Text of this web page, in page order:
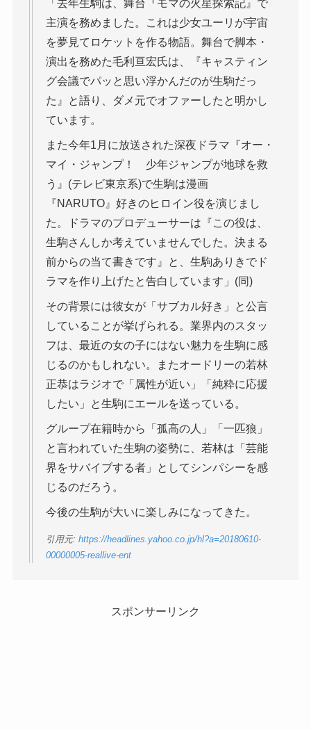
「去年生駒は、舞台『モマの火星探索記』で
主演を務めました。これは少女ユーリが宇宙
を夢見てロケットを作る物語。舞台で脚本・
演出を務めた毛利亘宏氏は、『キャスティン
グ会議でパッと思い浮かんだのが生駒だっ
た』と語り、ダメ元でオファーしたと明かし
ています。
また今年1月に放送された深夜ドラマ『オー・
マイ・ジャンプ！ 少年ジャンプが地球を救
う』(テレビ東京系)で生駒は漫画
『NARUTO』好きのヒロイン役を演じまし
た。ドラマのプロデューサーは『この役は、
生駒さんしか考えていませんでした。決まる
前からの当て書きです』と、生駒ありきでド
ラマを作り上げたと告白しています」(同)
その背景には彼女が「サブカル好き」と公言
していることが挙げられる。業界内のスタッ
フは、最近の女の子にはない魅力を生駒に感
じるのかもしれない。またオードリーの若林
正恭はラジオで「属性が近い」「純粋に応援
したい」と生駒にエールを送っている。
グループ在籍時から「孤高の人」「一匹狼」
と言われていた生駒の姿勢に、若林は「芸能
界をサバイブする者」としてシンパシーを感
じるのだろう。
今後の生駒が大いに楽しみになってきた。
引用元: https://headlines.yahoo.co.jp/hl?a=20180610-
00000005-reallive-ent
スポンサーリンク